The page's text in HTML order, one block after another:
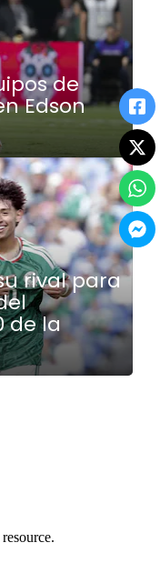
de
Edson
rival para
de la